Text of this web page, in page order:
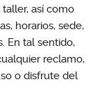
así como
horarios, sede,
En tal sentido,
reclamo,
o disfrute del